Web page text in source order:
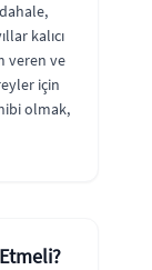
kalıcı
veren ve
için
olmak,